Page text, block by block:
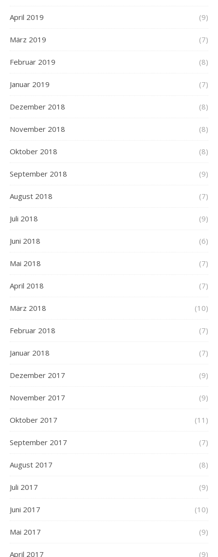
April 2019 (9)
März 2019 (7)
Februar 2019 (8)
Januar 2019 (7)
Dezember 2018 (8)
November 2018 (8)
Oktober 2018 (8)
September 2018 (9)
August 2018 (7)
Juli 2018 (9)
Juni 2018 (6)
Mai 2018 (7)
April 2018 (7)
März 2018 (10)
Februar 2018 (7)
Januar 2018 (7)
Dezember 2017 (9)
November 2017 (9)
Oktober 2017 (11)
September 2017 (7)
August 2017 (8)
Juli 2017 (9)
Juni 2017 (10)
Mai 2017 (9)
April 2017 (9)